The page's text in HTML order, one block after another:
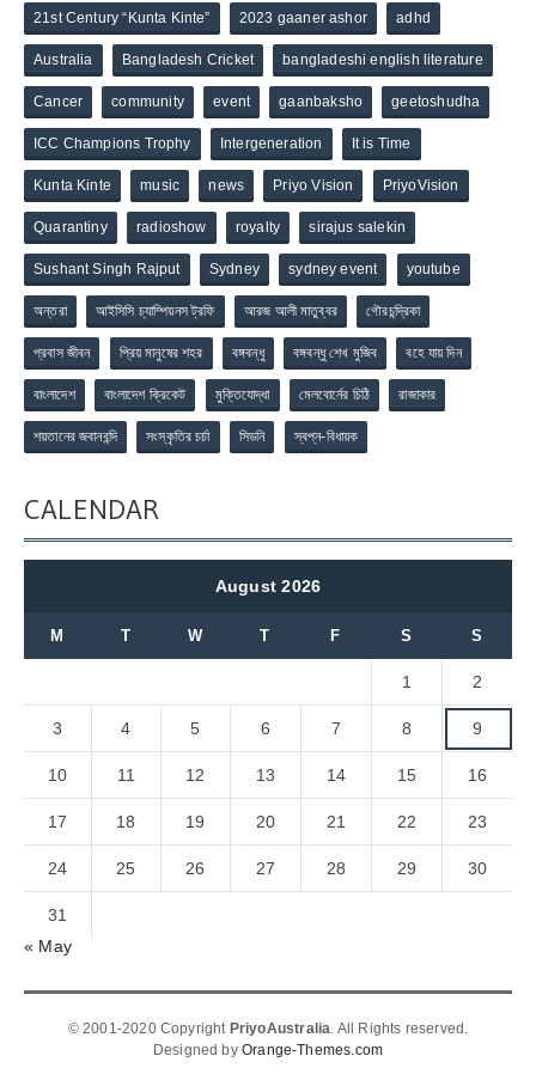
21st Century “Kunta Kinte” 2023 gaaner ashor adhd
Australia Bangladesh Cricket bangladeshi english literature
Cancer community event gaanbaksho geetoshudha
ICC Champions Trophy Intergeneration It is Time
Kunta Kinte music news Priyo Vision PriyoVision
Quarantiny radioshow royalty sirajus salekin
Sushant Singh Rajput Sydney sydney event youtube
অন্তরা আইসিসি চ্যাম্পিয়নস ট্রফি আরজ আলী মাতুব্বর গৌরচন্দ্রিকা
প্রবাস জীবন প্রিয় মানুষের শহর বঙ্গবন্ধু বঙ্গবন্ধু শেখ মুজিব বহে যায় দিন
বাংলাদেশ বাংলাদেশ ক্রিকেট মুক্তিযোদ্ধা মেলবোর্নের চিঠি রাজাকার
শয়তানের জবানবন্দি সংস্কৃতির চর্চা সিডনি স্বপ্ন-বিধায়ক
CALENDAR
August 2026
M T W T F S S
1 2
3 4 5 6 7 8 9
10 11 12 13 14 15 16
17 18 19 20 21 22 23
24 25 26 27 28 29 30
31
« May
© 2001-2020 Copyright PriyoAustralia. All Rights reserved.
Designed byOrange-Themes.com